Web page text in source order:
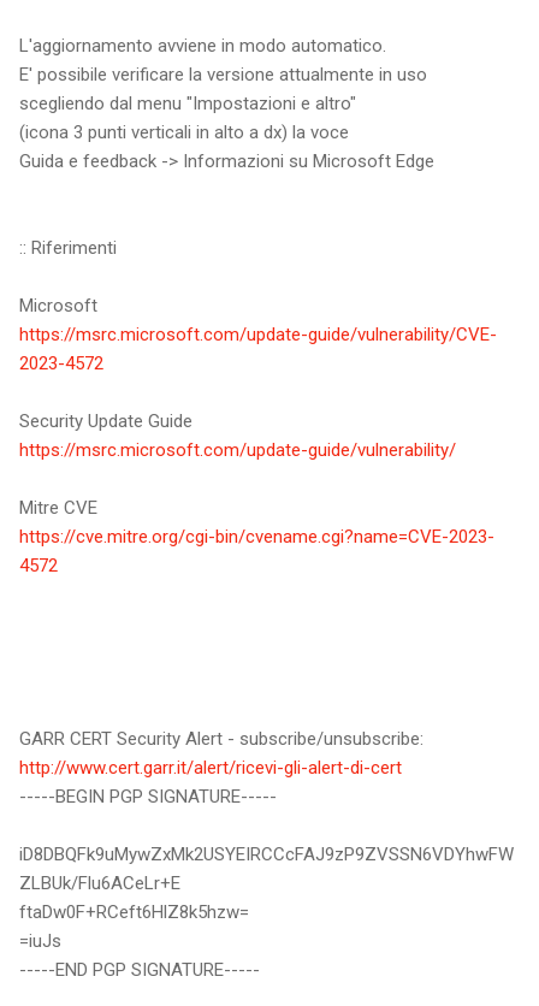
L'aggiornamento avviene in modo automatico.
E' possibile verificare la versione attualmente in uso
scegliendo dal menu "Impostazioni e altro"
(icona 3 punti verticali in alto a dx) la voce
Guida e feedback -> Informazioni su Microsoft Edge
:: Riferimenti
Microsoft
https://msrc.microsoft.com/update-guide/vulnerability/CVE-
2023-4572
Security Update Guide
https://msrc.microsoft.com/update-guide/vulnerability/
Mitre CVE
https://cve.mitre.org/cgi-bin/cvename.cgi?name=CVE-2023-
4572
GARR CERT Security Alert - subscribe/unsubscribe:
http://www.cert.garr.it/alert/ricevi-gli-alert-di-cert
-----BEGIN PGP SIGNATURE-----
iD8DBQFk9uMywZxMk2USYEIRCCcFAJ9zP9ZVSSN6VDYhwFW
ZLBUk/Flu6ACeLr+E
ftaDw0F+RCeft6HlZ8k5hzw=
=iuJs
-----END PGP SIGNATURE-----